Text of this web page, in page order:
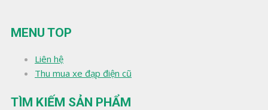
đến
nội
MENU TOP
Liên hệ
Thu mua xe đạp điện cũ
TÌM KIẾM SẢN PHẨM